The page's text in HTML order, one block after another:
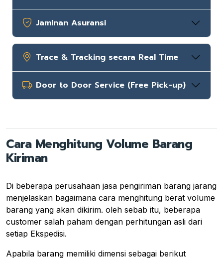
Jaminan Asuransi
Trace & Tracking secara Real Time
Door to Door Service (Free Pick-up)
Cara Menghitung Volume Barang
Kiriman
Di beberapa perusahaan jasa pengiriman barang jarang
menjelaskan bagaimana cara menghitung berat volume
barang yang akan dikirim. oleh sebab itu, beberapa
customer salah paham dengan perhitungan asli dari
setiap Ekspedisi.
Apabila barang memiliki dimensi sebagai berikut